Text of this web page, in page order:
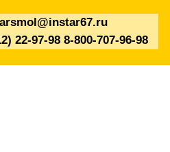
22-97-98 8-800-707-96-98